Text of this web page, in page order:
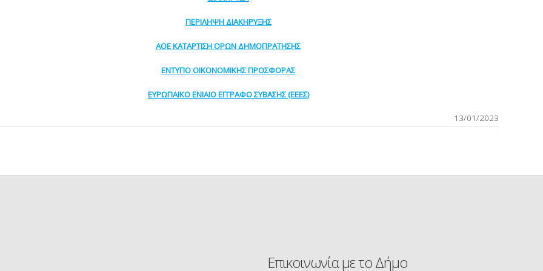
ΠΕΡΙΛΗΨΗ ΔΙΑΚΗΡΥΞΗΣ
ΑΟΕ ΚΑΤΑΡΤΙΣΗ ΟΡΩΝ ΔΗΜΟΠΡΑΤΗΣΗΣ
ΕΝΤΥΠΟ ΟΙΚΟΝΟΜΙΚΗΣ ΠΡΟΣΦΟΡΑΣ
ΕΥΡΩΠΑΙΚΟ ΕΝΙΑΙΟ ΕΓΓΡΑΦΟ ΣΥΒΑΣΗΣ (ΕΕΕΣ)
13/01/2023
Επικοινωνία με το Δήμο